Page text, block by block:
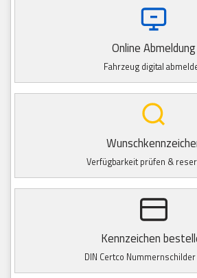
Online Abmeldung
Fahrzeug digital
Verfügbarkeit prüfen &
Kennzeichen
DIN Certco